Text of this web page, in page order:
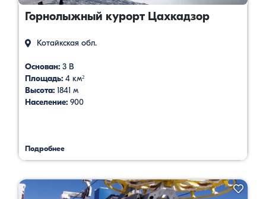
Горнолыжный курорт Цахкадзор
Котайкская обл.
Основан: 3 В
Площадь: 4 км²
Высота: 1841 м
Население: 900
Подробнее